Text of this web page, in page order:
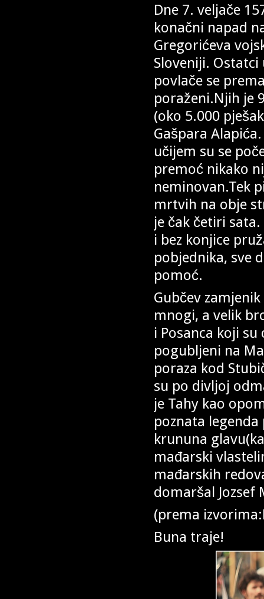
Dne 7. veljače
konačni napad
Gregorićeva
Sloveniji.
povlače se
poraženi.Njih je
(oko 5.000
Gašpara
učijem su se
premoć nikako
neminovan.Tek
mrtvih na obje
je čak četiri
i bez konjice
pobjednika, sve
pomoć.
Gubčev
mnogi, a velik
i Posanca koji
pogubljeni na
poraza kod
su po divljoj
je Tahy kao
poznata
krununa
mađarski
mađarskih
domaršal Jozsef
(prema
Buna traje!